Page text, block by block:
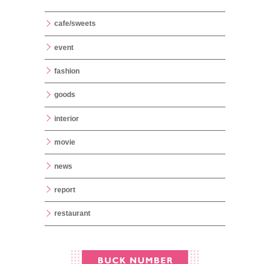
cafe/sweets
event
fashion
goods
interior
movie
news
report
restaurant